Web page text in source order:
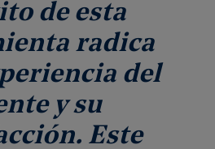
de esta
radica
del
y su
Este